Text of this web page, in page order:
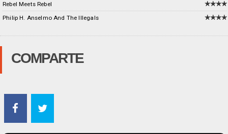
Rebel Meets Rebel
Philip H. Anselmo And The Illegals
COMPARTE